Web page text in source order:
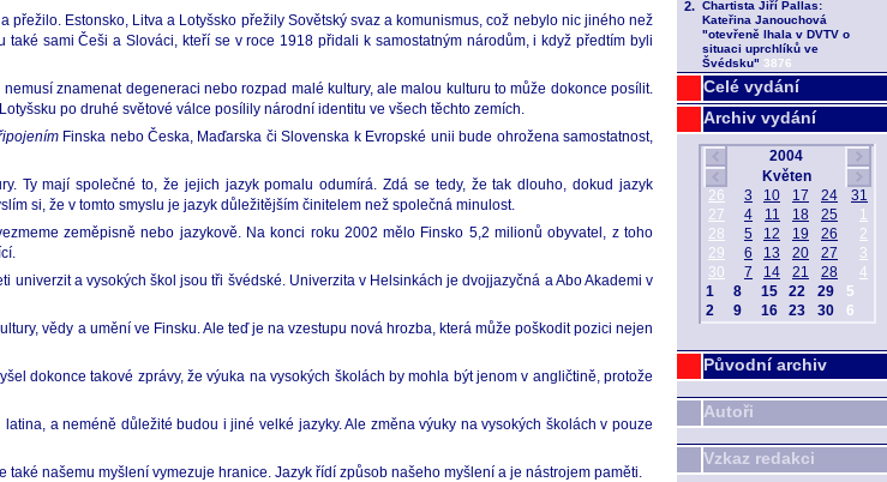
Celé vydání
Archiv vydání
Původní archiv
Autoři
Vzkaz redakci
Estonsko, Litva a Lotyšsko přežily Sovětský svaz a komunismus, což nebylo nic jiného než
sami Češi a Slováci, kteří se v roce 1918 přidali k samostatným národům, i když předtím byli
znamenat degeneraci nebo rozpad malé kultury, ale malou kulturu to může dokonce posílit.
po druhé světové válce posílily národní identitu ve všech těchto zemích.
Finska nebo Česka, Maďarska či Slovenska k Evropské unii bude ohrožena samostatnost,
Ty mají společné to, že jejich jazyk pomalu odumírá. Zdá se tedy, že tak dlouho, dokud jazyk
si, že v tomto smyslu je jazyk důležitějším činitelem než společná minulost.
zeměpisně nebo jazykově. Na konci roku 2002 mělo Finsko 5,2 milionů obyvatel, z toho
a vysokých škol jsou tři švédské. Univerzita v Helsinkách je dvojjazyčná a Abo Akademi v
vědy a umění ve Finsku. Ale teď je na vzestupu nová hrozba, která může poškodit pozici nejen
dokonce takové zprávy, že výuka na vysokých školách by mohla být jenom v angličtině, protože
a neméně důležité budou i jiné velké jazyky. Ale změna výuky na vysokých školách v pouze
našemu myšlení vymezuje hranice. Jazyk řídí způsob našeho myšlení a je nástrojem paměti.